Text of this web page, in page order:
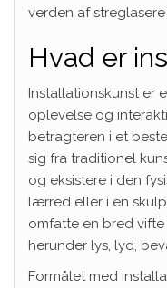
verden af
Hvad er
Installationskunst er
oplevelse og
betragteren i et
sig fra traditionel
og eksistere i den
lærred eller i en
omfatte en bred
herunder lys, lyd,
Formålet med